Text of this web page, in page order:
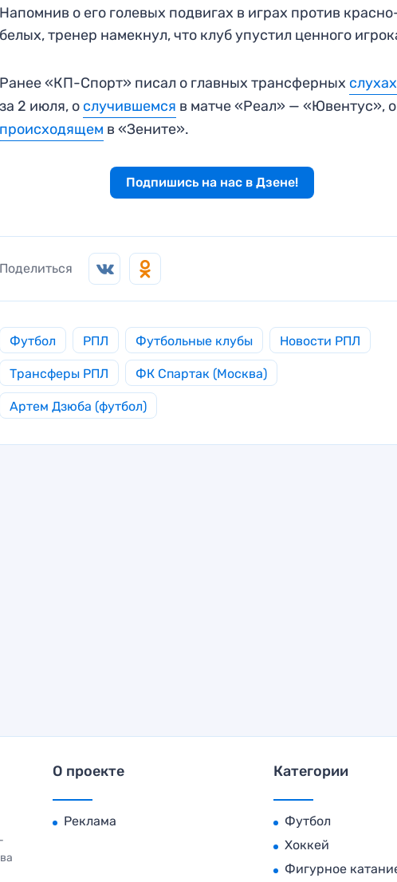
Напомнив о его голевых подвигах в играх против
белых, тренер намекнул, что клуб упустил ценного
Ранее «КП-Спорт» писал о главных трансферных слухах
за 2 июля, о случившемся в матче «Реал» — «Ювентус», о
происходящем в «Зените».
Подпишись на нас в Дзене!
Поделиться
Футбол РПЛ Футбольные клубы Новости РПЛ
Трансферы РПЛ ФК Спартак (Москва)
Артем Дзюба (футбол)
О проекте
Реклама
Категории
Футбол
Хоккей
Фигурное